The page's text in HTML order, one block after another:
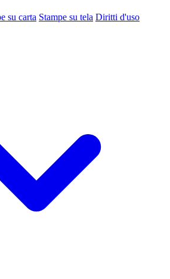
su carta Stampe su tela Diritti d'uso